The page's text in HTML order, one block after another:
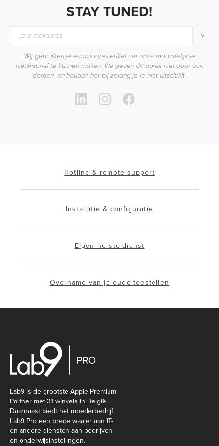
STAY TUNED!
>
Wij gebruiken je e-mailadres enkel om onze maandelijkse
nieuwsbrief te kunnen mailen. We geven dit adres niet door aan
derden, en houden het bij zolang je je niet uitschrijft.
Hotline & remote support
Installatie & configuratie
Eigen hersteldienst
Overname van je oude toestellen
Lab9 is de grootste Apple Premium
Partner met 31 winkels in België.
Daarnaast biedt het moederbedrijf
Lab9 Pro een brede waaier aan IT-
en andere diensten aan bedrijven
en onderwijsinstellingen.